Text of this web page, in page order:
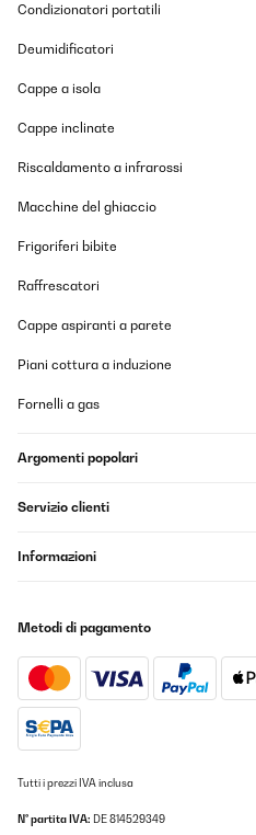
Condizionatori portatili
Deumidificatori
Cappe a isola
Cappe inclinate
Riscaldamento a infrarossi
Macchine del ghiaccio
Frigoriferi bibite
Raffrescatori
Cappe aspiranti a parete
Piani cottura a induzione
Fornelli a gas
Argomenti popolari
Servizio clienti
Informazioni
Metodi di pagamento
Tutti i prezzi IVA inclusa
N° partita IVA: DE 814529349